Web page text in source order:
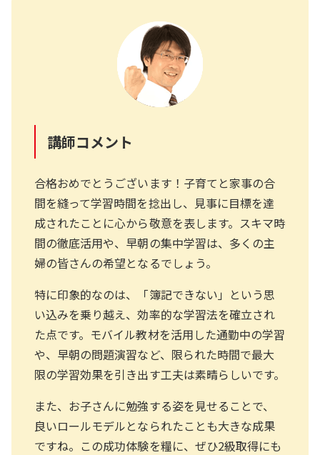
講師コメント
合格おめでとうございます！子育てと家事の合
間を縫って学習時間を捻出し、見事に目標を達
成されたことに心から敬意を表します。スキマ時
間の徹底活用や、早朝の集中学習は、多くの主
婦の皆さんの希望となるでしょう。
特に印象的なのは、「簿記できない」という思
い込みを乗り越え、効率的な学習法を確立され
た点です。モバイル教材を活用した通勤中の学習
や、早朝の問題演習など、限られた時間で最大
限の学習効果を引き出す工夫は素晴らしいです。
また、お子さんに勉強する姿を見せることで、
良いロールモデルとなられたことも大きな成果
ですね。この成功体験を糧に、ぜひ2級取得にも